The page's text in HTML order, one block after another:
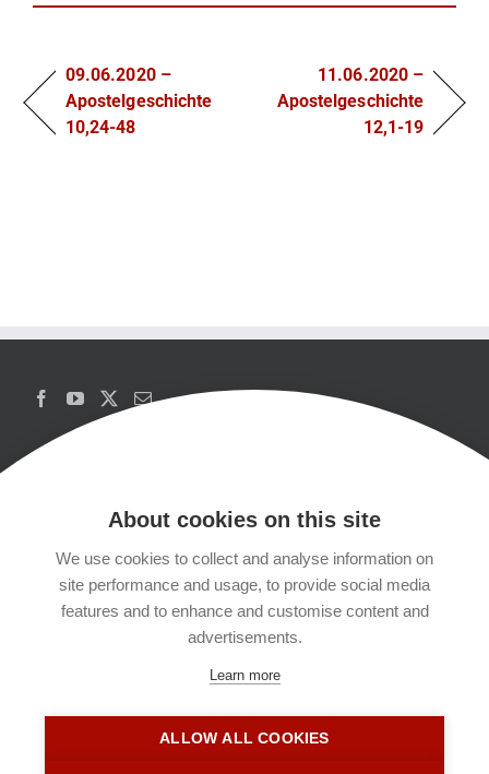
09.06.2020 –
Apostelgeschichte
10,24-48
11.06.2020 –
Apostelgeschichte
12,1-19
Copyrights
Datenschutzerklärung
Kontakt
About cookies on this site
We use cookies to collect and analyse information on
site performance and usage, to provide social media
features and to enhance and customise content and
advertisements.
Learn more
ALLOW ALL COOKIES